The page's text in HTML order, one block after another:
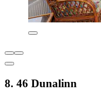
8. 46 Dunalinn